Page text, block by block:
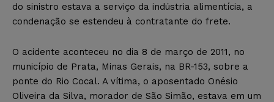
do sinistro estava a serviço da indústria alimentícia, a
condenação se estendeu à contratante do frete.
O acidente aconteceu no dia 8 de março de 2011, no
município de Prata, Minas Gerais, na BR-153, sobre a
ponte do Rio Cocal. A vítima, o aposentado Onésio
Oliveira da Silva, morador de São Simão, estava em um